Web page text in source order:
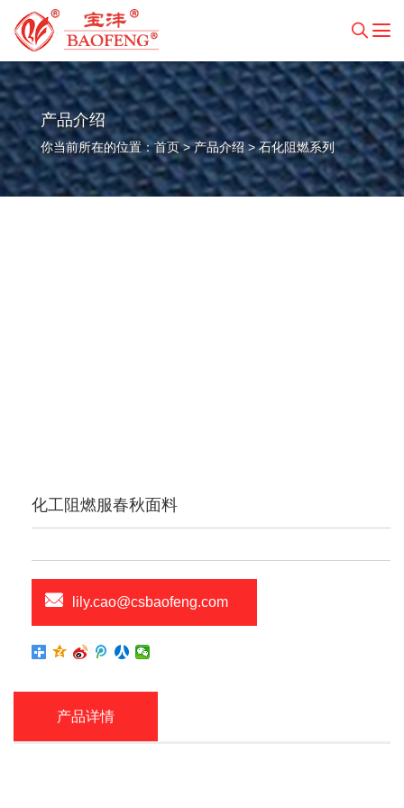
产品介绍
你当前所在的位置：首页>产品介绍>石化阻燃系列
化工阻燃服春秋面料
lily.cao@csbaofeng.com
产品详情